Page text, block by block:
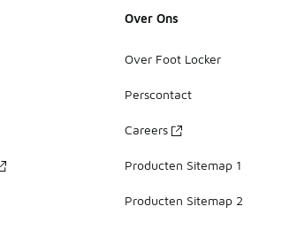
Over Ons
Over Foot Locker
Perscontact
Careers
Producten Sitemap 1
Producten Sitemap 2